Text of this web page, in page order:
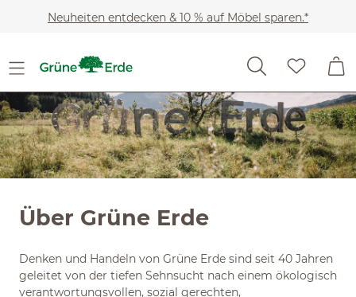
Zum Hauptinhalt springen
Neuheiten entdecken & 10 % auf Möbel sparen.*
Über Grüne Erde
Denken und Handeln von Grüne Erde sind seit 40 Jahren
geleitet von der tiefen Sehnsucht nach einem ökologisch
verantwortungsvollen, sozial gerechten,